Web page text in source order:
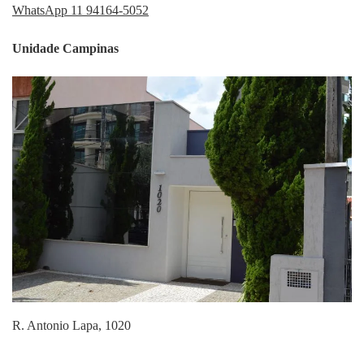
WhatsApp 11 94164-5052
Unidade Campinas
R. Antonio Lapa, 1020